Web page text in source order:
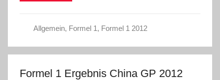
Allgemein, Formel 1, Formel 1 2012
Formel 1 Ergebnis China GP 2012